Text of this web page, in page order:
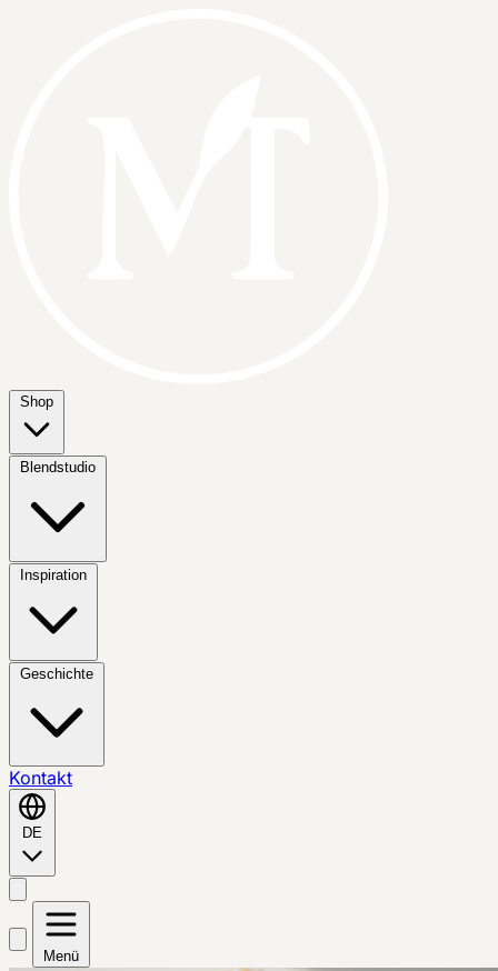
Shop
Blendstudio
Inspiration
Geschichte
Kontakt
DE
Menü